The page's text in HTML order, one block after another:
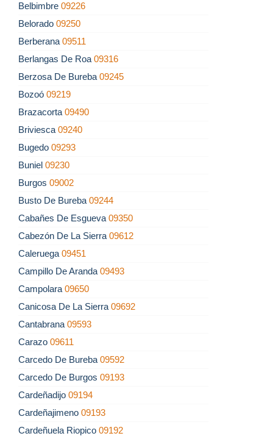
Belbimbre 09226
Belorado 09250
Berberana 09511
Berlangas De Roa 09316
Berzosa De Bureba 09245
Bozoó 09219
Brazacorta 09490
Briviesca 09240
Bugedo 09293
Buniel 09230
Burgos 09002
Busto De Bureba 09244
Cabañes De Esgueva 09350
Cabezón De La Sierra 09612
Caleruega 09451
Campillo De Aranda 09493
Campolara 09650
Canicosa De La Sierra 09692
Cantabrana 09593
Carazo 09611
Carcedo De Bureba 09592
Carcedo De Burgos 09193
Cardeñadijo 09194
Cardeñajimeno 09193
Cardeñuela Riopico 09192